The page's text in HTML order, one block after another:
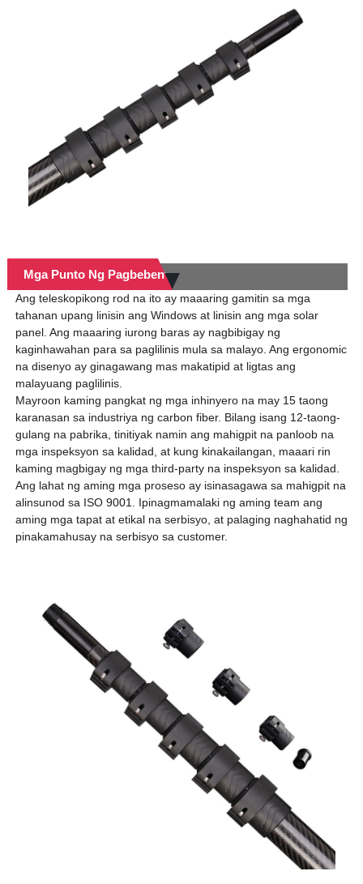
Mga Punto Ng Pagbebenta
Ang teleskopikong rod na ito ay maaaring gamitin sa mga
tahanan upang linisin ang Windows at linisin ang mga solar
panel. Ang maaaring iurong baras ay nagbibigay ng
kaginhawahan para sa paglilinis mula sa malayo. Ang ergonomic
na disenyo ay ginagawang mas makatipid at ligtas ang
malayuang paglilinis.
Mayroon kaming pangkat ng mga inhinyero na may 15 taong
karanasan sa industriya ng carbon fiber. Bilang isang 12-taong-
gulang na pabrika, tinitiyak namin ang mahigpit na panloob na
mga inspeksyon sa kalidad, at kung kinakailangan, maaari rin
kaming magbigay ng mga third-party na inspeksyon sa kalidad.
Ang lahat ng aming mga proseso ay isinasagawa sa mahigpit na
alinsunod sa ISO 9001. Ipinagmamalaki ng aming team ang
aming mga tapat at etikal na serbisyo, at palaging naghahatid ng
pinakamahusay na serbisyo sa customer.